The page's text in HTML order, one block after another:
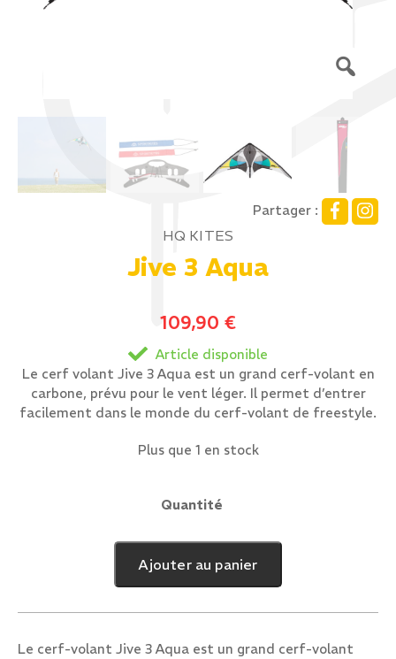
Partager :
HQ KITES
Jive 3 Aqua
109,90 €
Article disponible
Le cerf volant Jive 3 Aqua est un grand cerf-volant en
carbone, prévu pour le vent léger. Il permet d’entrer
facilement dans le monde du cerf-volant de freestyle.
Plus que 1 en stock
Quantitéquantité
Ajouter au panier
Le cerf-volant Jive 3 Aqua est un grand cerf-volant